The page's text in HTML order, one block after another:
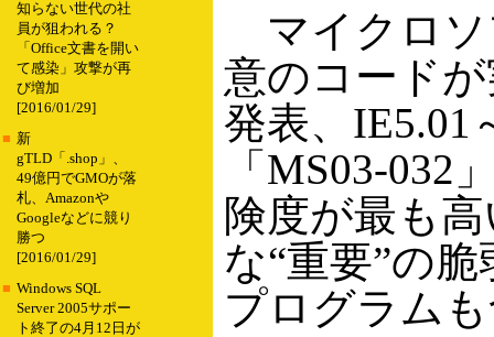
知らない世代の社
員が狙われる？
「Office文書を開い
て感染」攻撃が再
び増加
[2016/01/29]
■ 新
gTLD「.shop」、
49億円でGMOが落
札、Amazonや
Googleなどに競り
勝つ
[2016/01/29]
■ Windows SQL
Server 2005サポー
ト終了の4月12日が
マイクロソ
意のコード
発表、IE5.01
「MS03-
険度が最も
な“重要”の
プログラム